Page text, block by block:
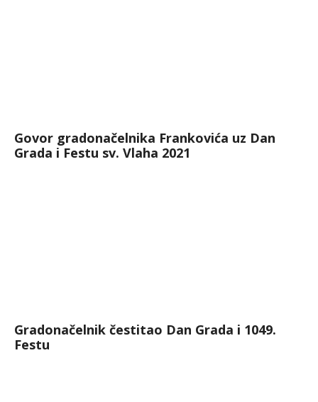
Govor gradonačelnika Frankovića uz Dan
Grada i Festu sv. Vlaha 2021
Gradonačelnik čestitao Dan Grada i 1049.
Festu